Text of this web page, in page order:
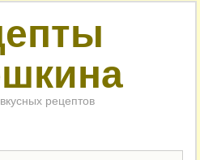
рецептов